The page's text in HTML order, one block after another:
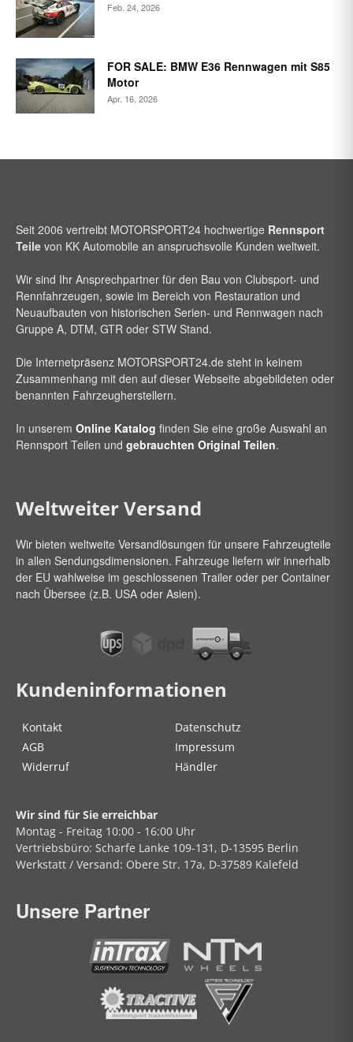
Feb. 24, 2026
FOR SALE: BMW E36 Rennwagen mit S85
Motor
Apr. 16, 2026
Seit 2006 vertreibt MOTORSPORT24 hochwertige Rennsport
Teile von KK Automobile an anspruchsvolle Kunden weltweit.
Wir sind Ihr Ansprechpartner für den Bau von Clubsport- und
Rennfahrzeugen, sowie im Bereich von Restauration und
Neuaufbauten von historischen Serien- und Rennwagen nach
Gruppe A, DTM, GTR oder STW Stand.
Die Internetpräsenz MOTORSPORT24.de steht in keinem
Zusammenhang mit den auf dieser Webseite abgebildeten oder
benannten Fahrzeugherstellern.
In unserem Online Katalog finden Sie eine große Auswahl an
Rennsport Teilen und gebrauchten Original Teilen.
Weltweiter Versand
Wir bieten weltweite Versandlösungen für unsere Fahrzeugteile
in allen Sendungsdimensionen. Fahrzeuge liefern wir innerhalb
der EU wahlweise im geschlossenen Trailer oder per Container
nach Übersee (z.B. USA oder Asien).
Kundeninformationen
Kontakt
Datenschutz
AGB
Impressum
Widerruf
Händler
Wir sind für Sie erreichbar
Montag - Freitag 10:00 - 16:00 Uhr
Vertriebsbüro: Scharfe Lanke 109-131, D-13595 Berlin
Werkstatt / Versand: Obere Str. 17a, D-37589 Kalefeld
Unsere Partner